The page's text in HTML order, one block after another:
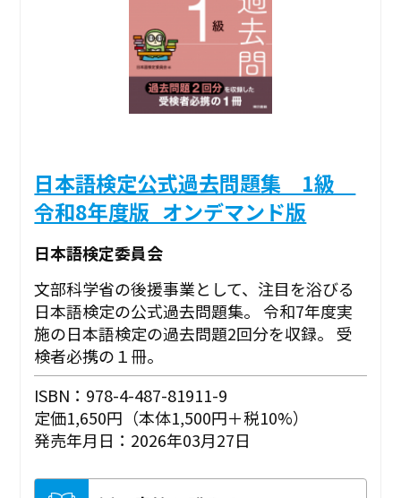
日本語検定公式過去問題集 1級
令和8年度版_オンデマンド版
日本語検定委員会
文部科学省の後援事業として、注目を浴びる
日本語検定の公式過去問題集。 令和7年度実
施の日本語検定の過去問題2回分を収録。 受
検者必携の１冊。
ISBN：978-4-487-81911-9
定価1,650円（本体1,500円＋税10%）
発売年月日：2026年03月27日